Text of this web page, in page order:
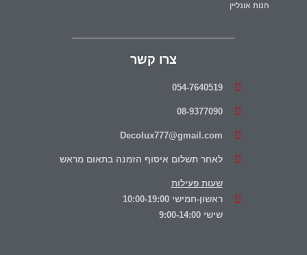
צרו קשר
054-7640519
08-9377090
Decolux777@gmail.com
לאחר תשלום איסוף הזמנה בתאום מראש
שעות פעילות
ראשון-חמישי 10:00-19:00
שישי 9:00-14:00
חנות אונליין